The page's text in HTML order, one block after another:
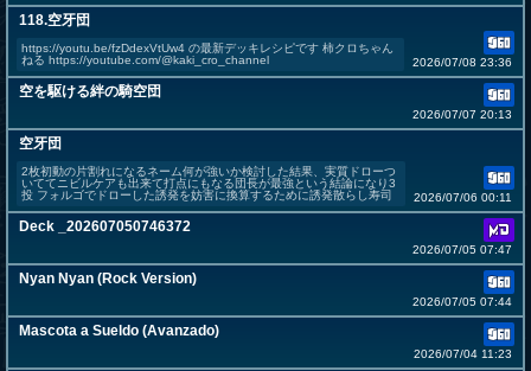
118.空牙団
https://youtu.be/fzDdexVtUw4 の最新デッキレシピです 柿クロちゃん
ねる https://youtube.com/@kaki_cro_channel
2026/07/08 23:36
空を駆ける絆の騎空団
2026/07/07 20:13
空牙団
2枚初動の片割れになるネーム何が強いか検討した結果、実質ドローつ
いててニビルケアも出来て打点にもなる団長が最強という結論になり3
投 フォルゴでドローした誘発を妨害に換算するために誘発散らし寿司
2026/07/06 00:11
Deck _202607050746372
2026/07/05 07:47
Nyan Nyan (Rock Version)
2026/07/05 07:44
Mascota a Sueldo (Avanzado)
2026/07/04 11:23